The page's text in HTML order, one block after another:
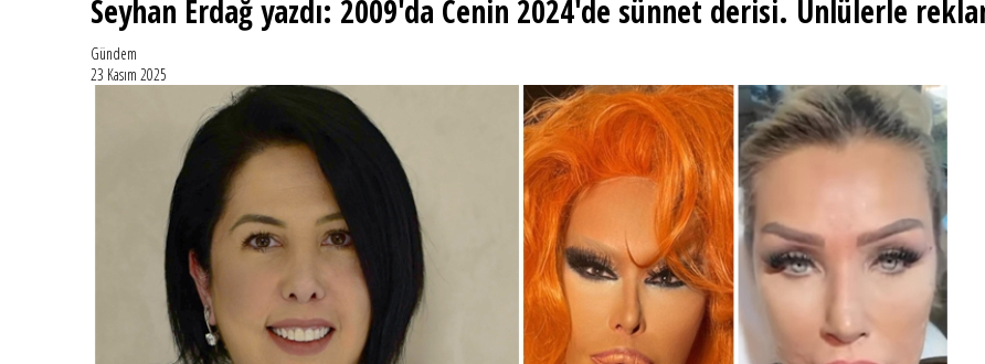
Seyhan Erdağ yazdı: 2009'da Cenin 2024'de sünnet derisi. Ünlülerle
Gündem
23 Kasım 2025